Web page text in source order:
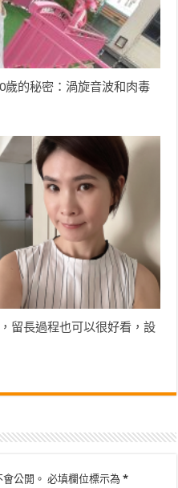
歲的秘密：渦旋音波和肉毒
留長過程也可以很好看，設
公開。 必填欄位標示為*